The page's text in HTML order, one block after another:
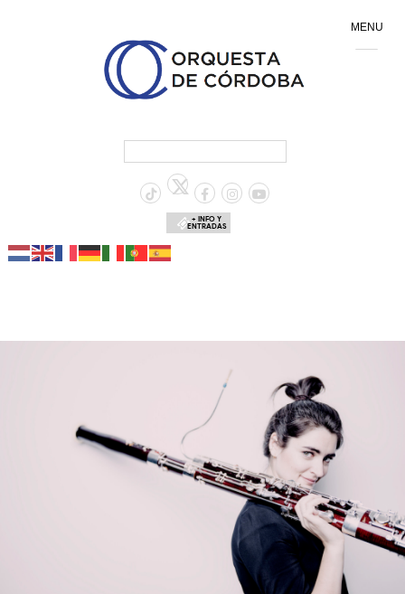
+ INFO Y
ENTRADAS
MENU